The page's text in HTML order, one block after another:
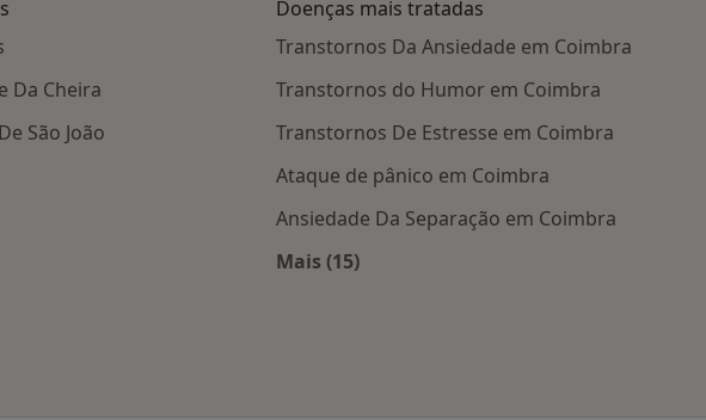
Da Cheira
São João
Doenças mais tratadas
Transtornos Da Ansiedade em Coimbra
Transtornos do Humor em Coimbra
Transtornos De Estresse em Coimbra
Ataque de pânico em Coimbra
Ansiedade Da Separação em Coimbra
Mais (15)